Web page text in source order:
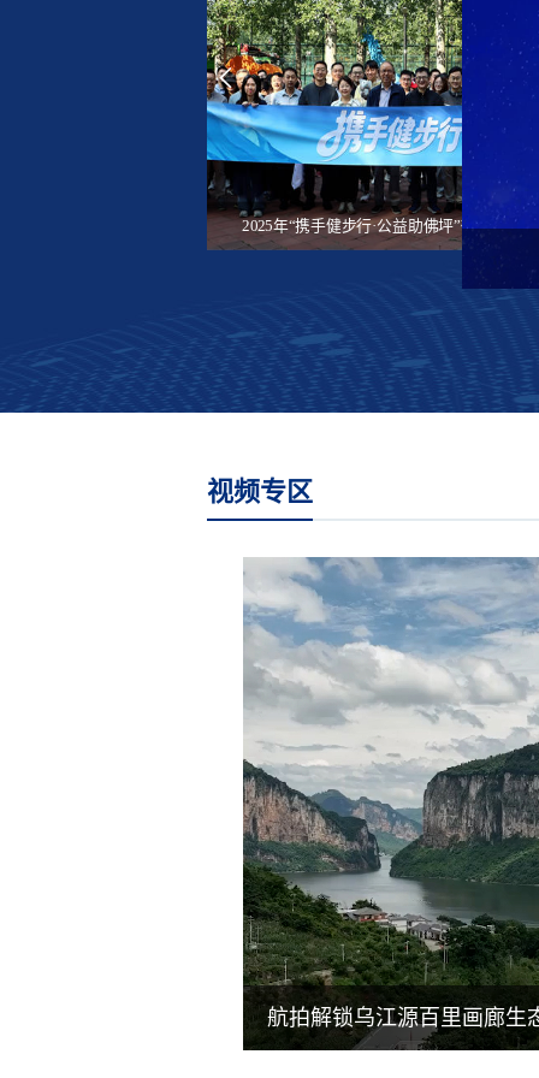
数智向善 激发互联网公益新动能
2026“互联中国公益行动”将在贵州贵阳启动
​2025年“携手健步行·公益助佛坪”微信公益
视频专区
航拍解锁乌江源百里画廊生